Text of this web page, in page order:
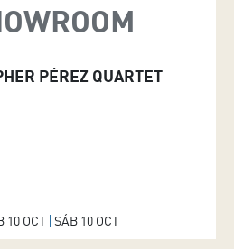
PÉREZ QUARTET
10 OCT SÁB 10 OCT